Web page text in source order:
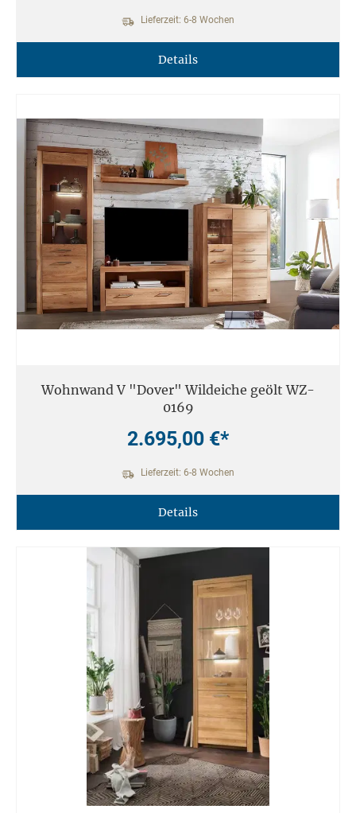
Lieferzeit: 6-8 Wochen
Details
Wohnwand V "Dover" Wildeiche geölt WZ-
0169
2.695,00 €*
Lieferzeit: 6-8 Wochen
Details